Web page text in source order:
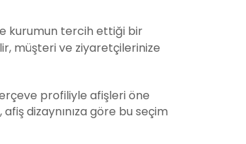
kurumun tercih ettiği bir
müşteri ve ziyaretçilerinize
profiliyle afişleri öne
dizaynınıza göre bu seçim